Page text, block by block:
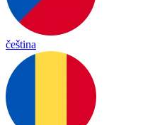
čeština